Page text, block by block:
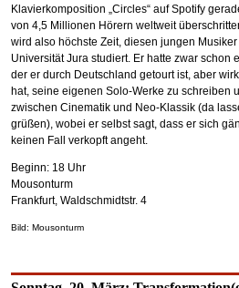
Klavierkomposition „Circles“ auf Spotify
von 4,5 Millionen Hörern weltweit
wird also höchste Zeit, diesen jungen
Universität Jura studiert. Er hatte zwar schon
der er durch Deutschland getourt ist, aber
hat, seine eigenen Solo-Werke zu schreiben
zwischen Cinematik und Neo-Klassik (da
grüßen), wobei er selbst sagt, dass er sich
keinen Fall verkopft angeht.
Beginn: 18 Uhr
Mousonturm
Frankfurt, Waldschmidtstr. 4
Bild: Mousonturm